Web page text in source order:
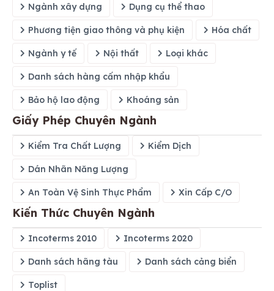
Ngành xây dựng Dụng cụ thể thao
Phương tiện giao thông và phụ kiện Hóa chất
Ngành y tế Nội thất Loại khác
Danh sách hàng cấm nhập khẩu
Bảo hộ lao động Khoáng sản
Giấy Phép Chuyên Ngành
Kiểm Tra Chất Lượng Kiểm Dịch
Dán Nhãn Năng Lượng
An Toàn Vệ Sinh Thực Phẩm Xin Cấp C/O
Kiến Thức Chuyên Ngành
Incoterms 2010 Incoterms 2020
Danh sách hãng tàu Danh sách cảng biển
Toplist